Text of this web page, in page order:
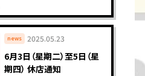
news
6月3日（星期二）至5日（星
期四） 休店通知
2025.05.23